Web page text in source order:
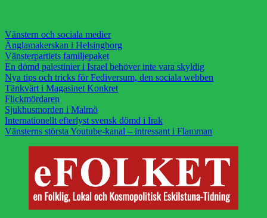
Vänstern och sociala medier
Änglamakerskan i Helsingborg
Vänsterpartiets familjepaket
En dömd palestinier i Israel behöver inte vara skyldig
Nya tips och tricks för Fediversum, den sociala webben
Tänkvärt i Magasinet Konkret
Flickmördaren
Sjukhusmorden i Malmö
Internationellt efterlyst svensk dömd i Irak
Vänsterns största Youtube-kanal – intressant i Flamman